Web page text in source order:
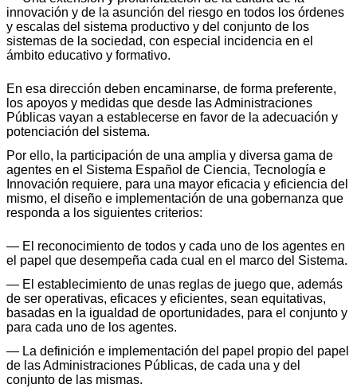
innovación y de la asunción del riesgo en todos los órdenes
y escalas del sistema productivo y del conjunto de los
sistemas de la sociedad, con especial incidencia en el
ámbito educativo y formativo.
En esa dirección deben encaminarse, de forma preferente,
los apoyos y medidas que desde las Administraciones
Públicas vayan a establecerse en favor de la adecuación y
potenciación del sistema.
Por ello, la participación de una amplia y diversa gama de
agentes en el Sistema Español de Ciencia, Tecnología e
Innovación requiere, para una mayor eficacia y eficiencia del
mismo, el diseño e implementación de una gobernanza que
responda a los siguientes criterios:
— El reconocimiento de todos y cada uno de los agentes en
el papel que desempeña cada cual en el marco del Sistema.
— El establecimiento de unas reglas de juego que, además
de ser operativas, eficaces y eficientes, sean equitativas,
basadas en la igualdad de oportunidades, para el conjunto y
para cada uno de los agentes.
— La definición e implementación del papel propio del papel
de las Administraciones Públicas, de cada una y del
conjunto de las mismas.